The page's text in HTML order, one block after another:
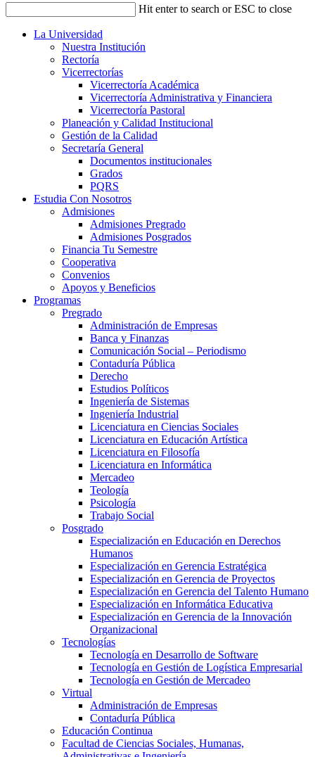
Hit enter to search or ESC to close
La Universidad
Nuestra Institución
Rectoría
Vicerrectorías
Vicerrectoría Académica
Vicerrectoría Administrativa y Financiera
Vicerrectoría Pastoral
Planeación y Calidad Institucional
Gestión de la Calidad
Secretaría General
Documentos institucionales
Grados
PQRS
Estudia Con Nosotros
Admisiones
Admisiones Pregrado
Admisiones Posgrados
Financia Tu Semestre
Cooperativa
Convenios
Apoyos y Beneficios
Programas
Pregrado
Administración de Empresas
Banca y Finanzas
Comunicación Social – Periodismo
Contaduría Pública
Derecho
Estudios Políticos
Ingeniería de Sistemas
Ingeniería Industrial
Licenciatura en Ciencias Sociales
Licenciatura en Educación Artística
Licenciatura en Filosofía
Licenciatura en Informática
Mercadeo
Teología
Psicología
Trabajo Social
Posgrado
Especialización en Educación en Derechos
Humanos
Especialización en Gerencia Estratégica
Especialización en Gerencia de Proyectos
Especialización en Gerencia del Talento Humano
Especialización en Informática Educativa
Especialización en Gerencia de la Innovación
Organizacional
Tecnologías
Tecnología en Desarrollo de Software
Tecnología en Gestión de Logística Empresarial
Tecnología en Gestión de Mercadeo
Virtual
Administración de Empresas
Contaduría Pública
Educación Continua
Facultad de Ciencias Sociales, Humanas,